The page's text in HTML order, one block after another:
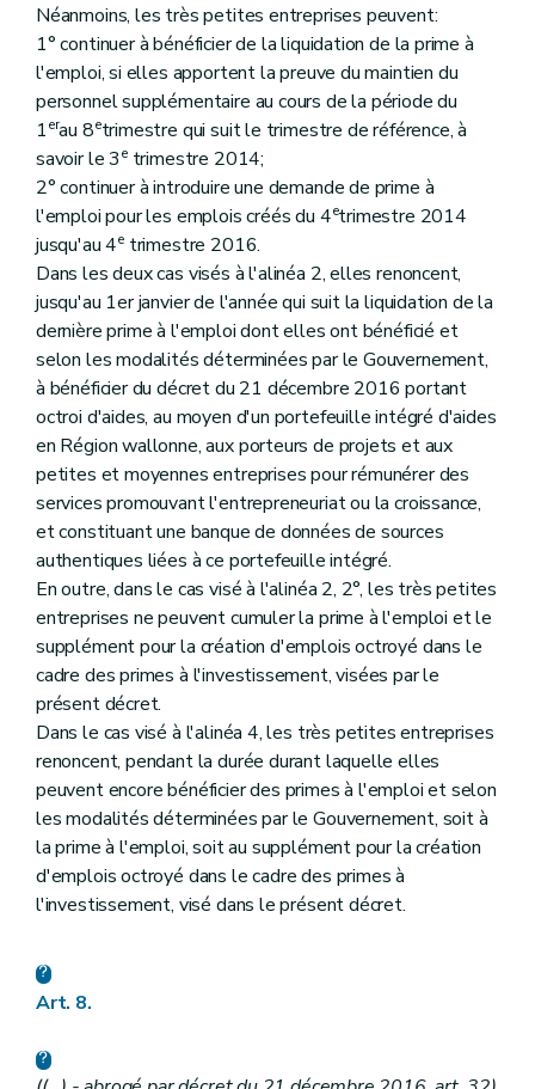
Néanmoins, les très petites entreprises peuvent:
1° continuer à bénéficier de la liquidation de la prime à
l'emploi, si elles apportent la preuve du maintien du
personnel supplémentaire au cours de la période du
1erau 8etrimestre qui suit le trimestre de référence, à
savoir le 3etrimestre 2014;
2° continuer à introduire une demande de prime à
l'emploi pour les emplois créés du 4etrimestre 2014
jusqu'au 4e trimestre 2016.
Dans les deux cas visés à l'alinéa 2, elles renoncent,
jusqu'au 1er janvier de l'année qui suit la liquidation de la
dernière prime à l'emploi dont elles ont bénéficié et
selon les modalités déterminées par le Gouvernement,
à bénéficier du décret du 21 décembre 2016 portant
octroi d'aides, au moyen d'un portefeuille intégré d'aides
en Région wallonne, aux porteurs de projets et aux
petites et moyennes entreprises pour rémunérer des
services promouvant l'entrepreneuriat ou la croissance,
et constituant une banque de données de sources
authentiques liées à ce portefeuille intégré.
En outre, dans le cas visé à l'alinéa 2, 2°, les très petites
entreprises ne peuvent cumuler la prime à l'emploi et le
supplément pour la création d'emplois octroyé dans le
cadre des primes à l'investissement, visées par le
présent décret.
Dans le cas visé à l'alinéa 4, les très petites entreprises
renoncent, pendant la durée durant laquelle elles
peuvent encore bénéficier des primes à l'emploi et selon
les modalités déterminées par le Gouvernement, soit à
la prime à l'emploi, soit au supplément pour la création
d'emplois octroyé dans le cadre des primes à
l'investissement, visé dans le présent décret.
Art. 8.